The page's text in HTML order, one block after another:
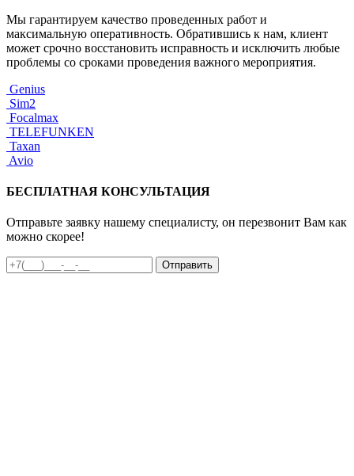
Мы гарантируем качество проведенных работ и
максимальную оперативность. Обратившись к нам, клиент
может срочно восстановить исправность и исключить любые
проблемы со сроками проведения важного мероприятия.
Genius
Sim2
Focalmax
TELEFUNKEN
Taxan
Avio
БЕСПЛАТНАЯ КОНСУЛЬТАЦИЯ
Отправьте заявку нашему специалисту, он перезвонит Вам как
можно скорее!
Отправить